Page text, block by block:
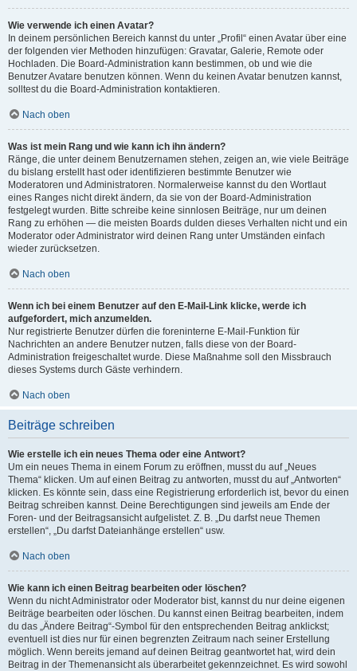
Wie verwende ich einen Avatar?
In deinem persönlichen Bereich kannst du unter „Profil“ einen Avatar über eine
der folgenden vier Methoden hinzufügen: Gravatar, Galerie, Remote oder
Hochladen. Die Board-Administration kann bestimmen, ob und wie die
Benutzer Avatare benutzen können. Wenn du keinen Avatar benutzen kannst,
solltest du die Board-Administration kontaktieren.
Nach oben
Was ist mein Rang und wie kann ich ihn ändern?
Ränge, die unter deinem Benutzernamen stehen, zeigen an, wie viele Beiträge
du bislang erstellt hast oder identifizieren bestimmte Benutzer wie
Moderatoren und Administratoren. Normalerweise kannst du den Wortlaut
eines Ranges nicht direkt ändern, da sie von der Board-Administration
festgelegt wurden. Bitte schreibe keine sinnlosen Beiträge, nur um deinen
Rang zu erhöhen — die meisten Boards dulden dieses Verhalten nicht und ein
Moderator oder Administrator wird deinen Rang unter Umständen einfach
wieder zurücksetzen.
Nach oben
Wenn ich bei einem Benutzer auf den E-Mail-Link klicke, werde ich
aufgefordert, mich anzumelden.
Nur registrierte Benutzer dürfen die foreninterne E-Mail-Funktion für
Nachrichten an andere Benutzer nutzen, falls diese von der Board-
Administration freigeschaltet wurde. Diese Maßnahme soll den Missbrauch
dieses Systems durch Gäste verhindern.
Nach oben
Beiträge schreiben
Wie erstelle ich ein neues Thema oder eine Antwort?
Um ein neues Thema in einem Forum zu eröffnen, musst du auf „Neues
Thema“ klicken. Um auf einen Beitrag zu antworten, musst du auf „Antworten“
klicken. Es könnte sein, dass eine Registrierung erforderlich ist, bevor du einen
Beitrag schreiben kannst. Deine Berechtigungen sind jeweils am Ende der
Foren- und der Beitragsansicht aufgelistet. Z. B. „Du darfst neue Themen
erstellen“, „Du darfst Dateianhänge erstellen“ usw.
Nach oben
Wie kann ich einen Beitrag bearbeiten oder löschen?
Wenn du nicht Administrator oder Moderator bist, kannst du nur deine eigenen
Beiträge bearbeiten oder löschen. Du kannst einen Beitrag bearbeiten, indem
du das „Ändere Beitrag“-Symbol für den entsprechenden Beitrag anklickst;
eventuell ist dies nur für einen begrenzten Zeitraum nach seiner Erstellung
möglich. Wenn bereits jemand auf deinen Beitrag geantwortet hat, wird dein
Beitrag in der Themenansicht als überarbeitet gekennzeichnet. Es wird sowohl